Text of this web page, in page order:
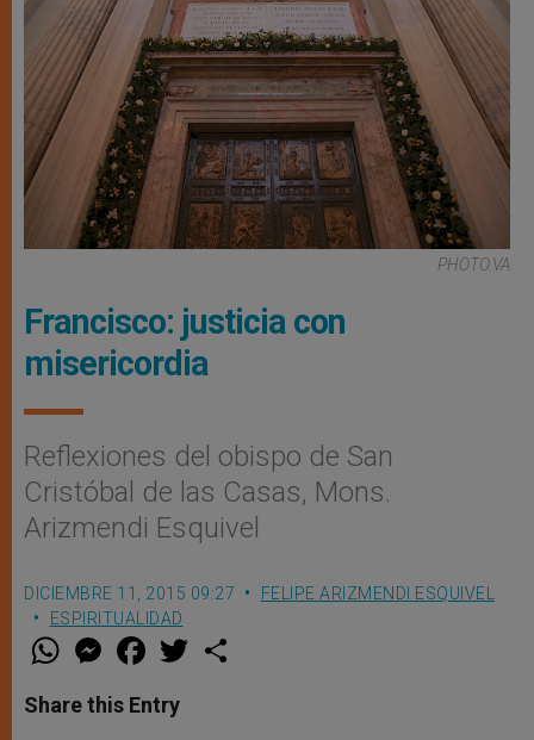
PHOTO.VA
Francisco: justicia con
misericordia
Reflexiones del obispo de San
Cristóbal de las Casas, Mons.
Arizmendi Esquivel
DICIEMBRE 11, 2015 09:27
FELIPE ARIZMENDI ESQUIVEL
ESPIRITUALIDAD
W
t
s
M
e
s
e
F
a
e
b
w
Share this Entry